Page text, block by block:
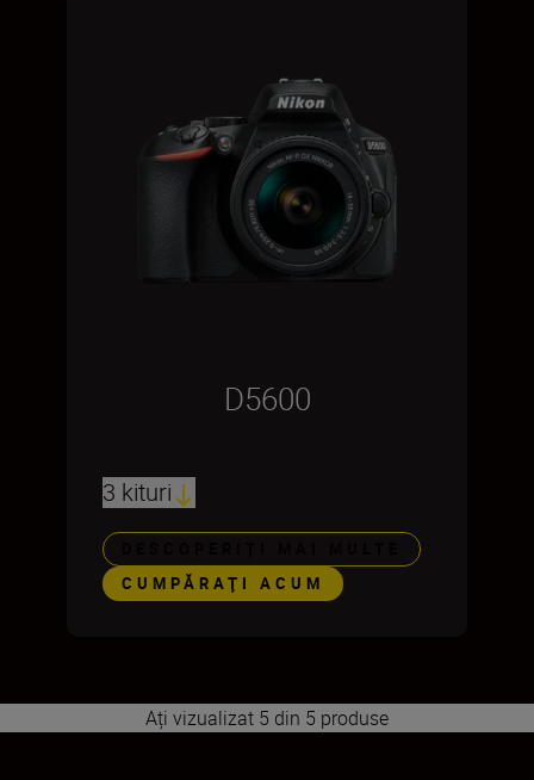
D5600
3 kituri
CUMPĂRAŢI ACUM
Ați vizualizat 5 din 5 produse